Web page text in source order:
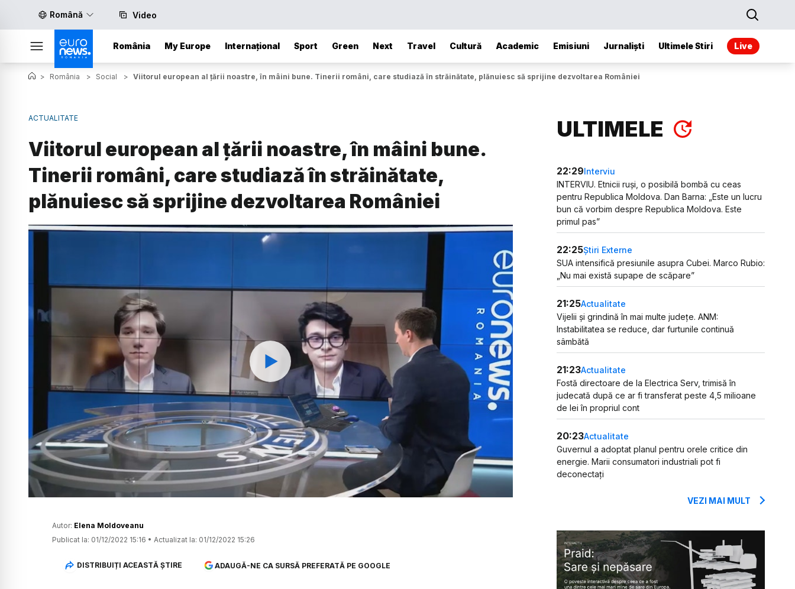
Română Video
România My Europe Internațional Sport Green Next Travel Cultură Academic Emisiuni Jurnaliști Ultimele Stiri Live
> România > Social > Viitorul european al țării noastre, în mâini bune. Tinerii români, care studiază în străinătate, plănuiesc să sprijine dezvoltarea României
ACTUALITATE
Viitorul european al țării noastre, în mâini bune.
Tinerii români, care studiază în străinătate,
plănuiesc să sprijine dezvoltarea României
Watch
Autor: Elena Moldoveanu
Publicat la: 01/12/2022 15:16 • Actualizat la: 01/12/2022 15:26
DISTRIBUIȚI ACEASTĂ ȘTIRE ADAUGĂ-NE CA SURSĂ PREFERATĂ PE GOOGLE
ULTIMELE
22:29Interviu
INTERVIU. Etnicii ruși, o posibilă bombă cu ceas
pentru Republica Moldova. Dan Barna: „Este un lucru
bun că vorbim despre Republica Moldova. Este
primul pas”
22:25Știri Externe
SUA intensifică presiunile asupra Cubei. Marco Rubio:
„Nu mai există supape de scăpare”
21:25Actualitate
Vijelii și grindină în mai multe județe. ANM:
Instabilitatea se reduce, dar furtunile continuă
sâmbătă
21:23Actualitate
Fostă directoare de la Electrica Serv, trimisă în
judecată după ce ar fi transferat peste 4,5 milioane
de lei în propriul cont
20:23Actualitate
Guvernul a adoptat planul pentru orele critice din
energie. Marii consumatori industriali pot fi
deconectați
VEZI MAI MULT